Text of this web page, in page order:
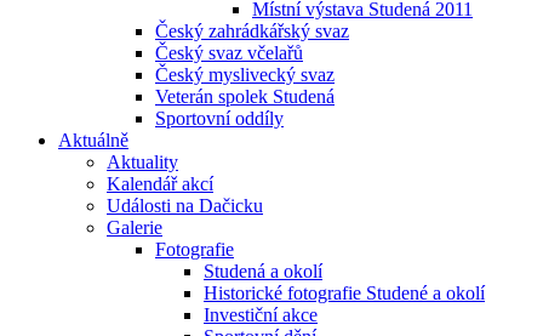
Místní výstava Studená 2011
Český zahrádkářský svaz
Český svaz včelařů
Český myslivecký svaz
Veterán spolek Studená
Sportovní oddíly
Aktuálně
Aktuality
Kalendář akcí
Události na Dačicku
Galerie
Fotografie
Studená a okolí
Historické fotografie Studené a okolí
Investiční akce